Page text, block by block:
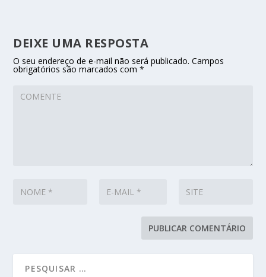
DEIXE UMA RESPOSTA
O seu endereço de e-mail não será publicado. Campos
obrigatórios são marcados com*